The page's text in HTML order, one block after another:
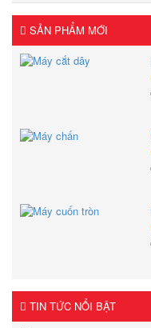
SẢN PHẨM MỚI
TIN TỨC NỔI BẬT